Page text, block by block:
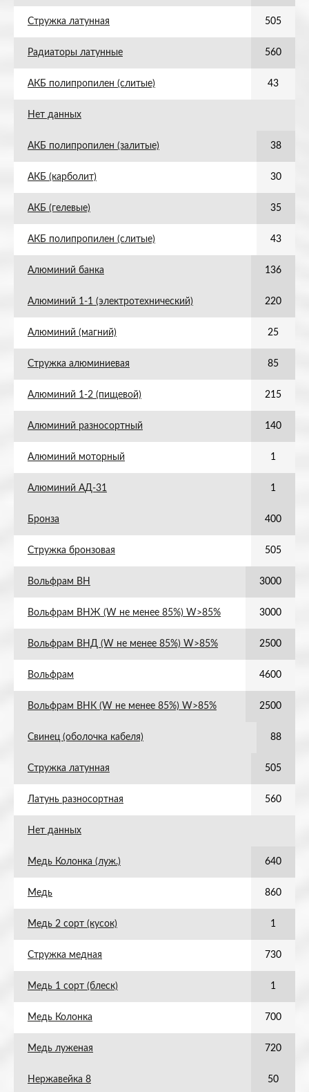
Стружка латунная 505
Радиаторы латунные 560
АКБ полипропилен (слитые) 43
Нет данных
АКБ полипропилен (залитые) 38
АКБ (карболит) 30
АКБ (гелевые) 35
АКБ полипропилен (слитые) 43
Алюминий банка 136
Алюминий 1-1 (электротехнический) 220
Алюминий (магний) 25
Стружка алюминиевая 85
Алюминий 1-2 (пищевой) 215
Алюминий разносортный 140
Алюминий моторный 1
Алюминий АД-31 1
Бронза 400
Стружка бронзовая 505
Вольфрам ВН 3000
Вольфрам ВНЖ (W не менее 85%) W>85% 3000
Вольфрам ВНД (W не менее 85%) W>85% 2500
Вольфрам 4600
Вольфрам ВНК (W не менее 85%) W>85% 2500
Свинец (оболочка кабеля) 88
Стружка латунная 505
Латунь разносортная 560
Нет данных
Медь Колонка (луж.) 640
Медь 860
Медь 2 сорт (кусок) 1
Стружка медная 730
Медь 1 сорт (блеск) 1
Медь Колонка 700
Медь луженая 720
Нержавейка 8 50